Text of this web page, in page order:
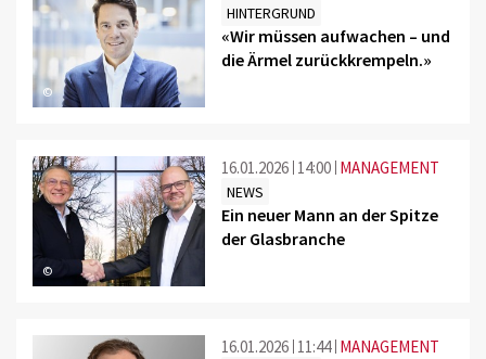
©
HINTERGRUND
«Wir müssen aufwachen – und
die Ärmel zurückkrempeln.»
©
16.01.2026 14:00 MANAGEMENT
NEWS
Ein neuer Mann an der Spitze
der Glasbranche
16.01.2026 11:44 MANAGEMENT